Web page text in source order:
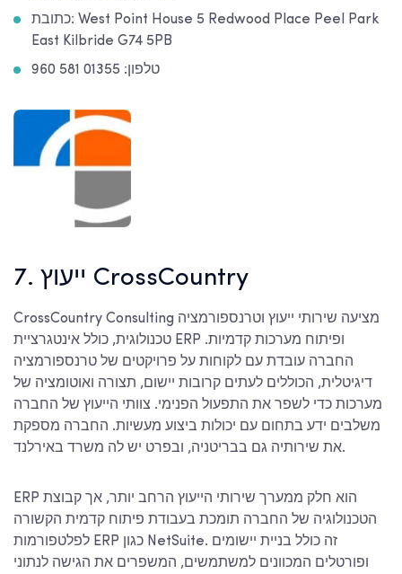
כתובת: West Point House 5 Redwood Place Peel Park
East Kilbride G74 5PB
טלפון: 01355 581 960
7. ייעוץ CrossCountry
CrossCountry Consulting מציעה שירותי ייעוץ וטרנספורמציה
טכנולוגית, כולל אינטגרציית ERP ופיתוח מערכות קדמיות.
החברה עובדת עם לקוחות על פרויקטים של טרנספורמציה
דיגיטלית, הכוללים לעתים קרובות יישום, תצורה ואוטומציה של
מערכות כדי לשפר את התפעול הפנימי. צוותי הייעוץ של החברה
משלבים ידע בתחום עם יכולות ביצוע מעשיות. החברה מספקת
את שירותיה גם בבריטניה, ובפרט יש לה משרד באירלנד.
ERP הוא חלק ממערך שירותי הייעוץ הרחב יותר, אך קבוצת
הטכנולוגיה של החברה תומכת בעבודת פיתוח קדמית הקשורה
לפלטפורמות ERP כגון NetSuite. זה כולל בניית יישומים
ופורטלים המכוונים למשתמשים, המשפרים את הגישה לנתוני